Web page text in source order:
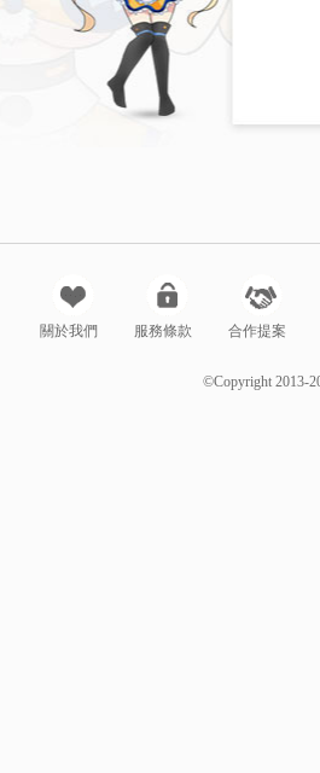
關於我們 服務條款 合作提案
©Copyright 2013-